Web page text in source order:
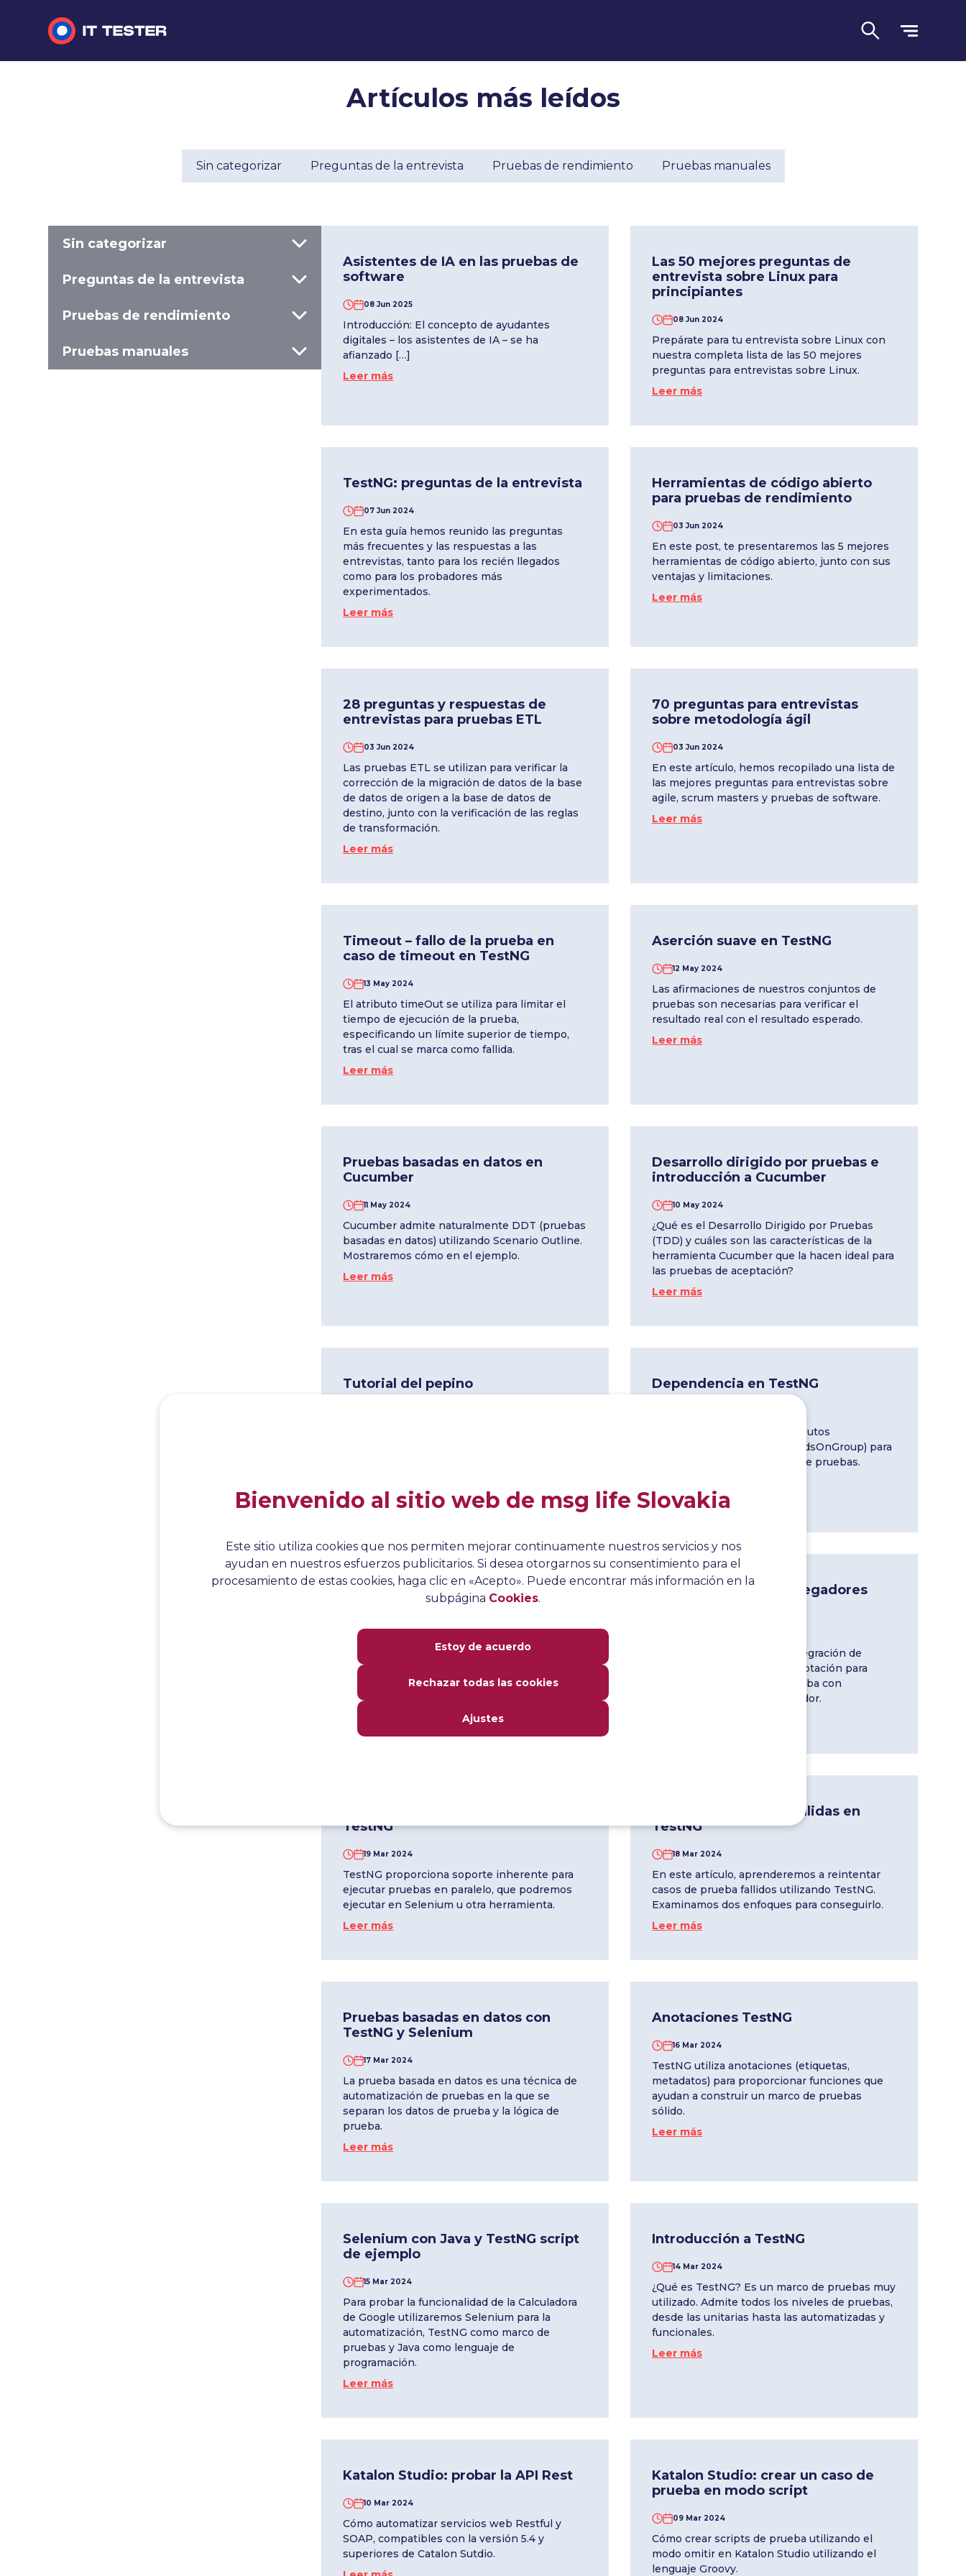
Artículos más leídos
Sin categorizar Preguntas de la entrevista Pruebas de rendimiento Pruebas manuales
Sin categorizar
Preguntas de la entrevista
Pruebas de rendimiento
Pruebas manuales
Asistentes de IA en las pruebas de
software
08 Jun 2025
Introducción: El concepto de ayudantes
digitales – los asistentes de IA – se ha
afianzado […]
Leer más
Las 50 mejores preguntas de
entrevista sobre Linux para
principiantes
08 Jun 2024
Prepárate para tu entrevista sobre Linux con
nuestra completa lista de las 50 mejores
preguntas para entrevistas sobre Linux.
Leer más
TestNG: preguntas de la entrevista
07 Jun 2024
En esta guía hemos reunido las preguntas
más frecuentes y las respuestas a las
entrevistas, tanto para los recién llegados
como para los probadores más
experimentados.
Leer más
Herramientas de código abierto
para pruebas de rendimiento
03 Jun 2024
En este post, te presentaremos las 5 mejores
herramientas de código abierto, junto con sus
ventajas y limitaciones.
Leer más
28 preguntas y respuestas de
entrevistas para pruebas ETL
03 Jun 2024
Las pruebas ETL se utilizan para verificar la
corrección de la migración de datos de la base
de datos de origen a la base de datos de
destino, junto con la verificación de las reglas
de transformación.
Leer más
70 preguntas para entrevistas
sobre metodología ágil
03 Jun 2024
En este artículo, hemos recopilado una lista de
las mejores preguntas para entrevistas sobre
agile, scrum masters y pruebas de software.
Leer más
Timeout – fallo de la prueba en
caso de timeout en TestNG
13 May 2024
El atributo timeOut se utiliza para limitar el
tiempo de ejecución de la prueba,
especificando un límite superior de tiempo,
tras el cual se marca como fallida.
Leer más
Aserción suave en TestNG
12 May 2024
Las afirmaciones de nuestros conjuntos de
pruebas son necesarias para verificar el
resultado real con el resultado esperado.
Leer más
Pruebas basadas en datos en
Cucumber
11 May 2024
Cucumber admite naturalmente DDT (pruebas
basadas en datos) utilizando Scenario Outline.
Mostraremos cómo en el ejemplo.
Leer más
Desarrollo dirigido por pruebas e
introducción a Cucumber
10 May 2024
¿Qué es el Desarrollo Dirigido por Pruebas
(TDD) y cuáles son las características de la
herramienta Cucumber que la hacen ideal para
las pruebas de aceptación?
Leer más
Tutorial del pepino
Leer más
Dependencia en TestNG
TestNG proporciona dos atributos
(dependsOnMethod y dependsOnGroup) para
conseguir dependencias entre pruebas.
Establecer la prioridad en TestNG
TestNG te permite establecer el rango de
prioridad. De este modo, podemos clasificar
los métodos de prueba en el orden deseado.
Pruebas en varios navegadores
pruebas multi navegador: integración de
Selenium con TestNG con anotación para
parametrizar el script de prueba con
diferentes valores de navegador.
TestNG
19 Mar 2024
TestNG proporciona soporte inherente para
ejecutar pruebas en paralelo, que podremos
ejecutar en Selenium u otra herramienta.
Leer más
Reejecutar pruebas fallidas en
TestNG
18 Mar 2024
En este artículo, aprenderemos a reintentar
casos de prueba fallidos utilizando TestNG.
Examinamos dos enfoques para conseguirlo.
Leer más
Pruebas basadas en datos con
TestNG y Selenium
17 Mar 2024
La prueba basada en datos es una técnica de
automatización de pruebas en la que se
separan los datos de prueba y la lógica de
prueba.
Leer más
Anotaciones TestNG
16 Mar 2024
TestNG utiliza anotaciones (etiquetas,
metadatos) para proporcionar funciones que
ayudan a construir un marco de pruebas
sólido.
Leer más
Selenium con Java y TestNG script
de ejemplo
15 Mar 2024
Para probar la funcionalidad de la Calculadora
de Google utilizaremos Selenium para la
automatización, TestNG como marco de
pruebas y Java como lenguaje de
programación.
Leer más
Introducción a TestNG
14 Mar 2024
¿Qué es TestNG? Es un marco de pruebas muy
utilizado. Admite todos los niveles de pruebas,
desde las unitarias hasta las automatizadas y
funcionales.
Leer más
Katalon Studio: probar la API Rest
10 Mar 2024
Cómo automatizar servicios web Restful y
SOAP, compatibles con la versión 5.4 y
superiores de Catalon Sutdio.
Katalon Studio: crear un caso de
prueba en modo script
09 Mar 2024
Cómo crear scripts de prueba utilizando el
modo omitir en Katalon Studio utilizando el
lenguaje Groovy.
Bienvenido al sitio web de msg life Slovakia
Este sitio utiliza cookies que nos permiten mejorar continuamente nuestros servicios y nos
ayudan en nuestros esfuerzos publicitarios. Si desea otorgarnos su consentimiento para el
procesamiento de estas cookies, haga clic en «Acepto». Puede encontrar más información en la
subpágina Cookies.
Estoy de acuerdo
Rechazar todas las cookies
Ajustes